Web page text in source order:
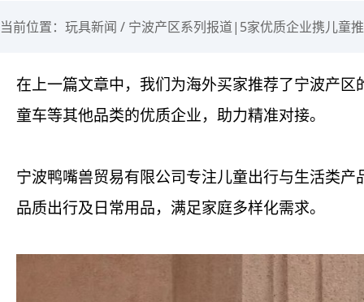
当前位置： 玩具新闻 / 宁波产区系列报道|5家优质企业携儿童
在上一篇文章中，我们为海外买家推荐了宁波产
童车等其他品类的优质企业，助力精准对接。
宁波鸭嘴兽贸易有限公司专注儿童出行与生活类
品质出行及日常用品，满足家庭多样化需求。